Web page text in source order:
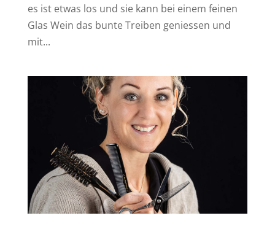
es ist etwas los und sie kann bei einem feinen
Glas Wein das bunte Treiben geniessen und
mit...